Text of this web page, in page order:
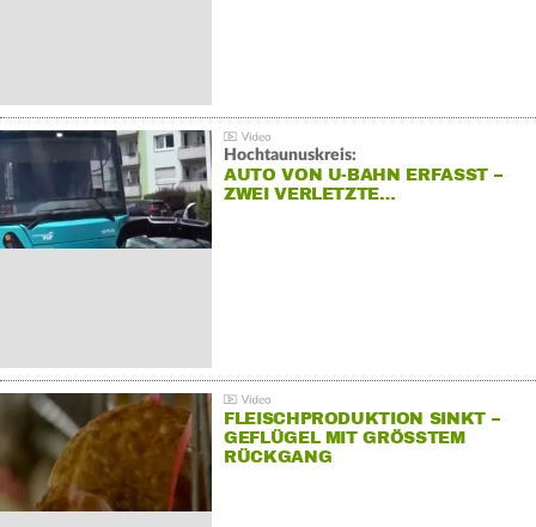
Hochtaunuskreis:
AUTO VON U-BAHN ERFASST –
ZWEI VERLETZTE…
FLEISCHPRODUKTION SINKT –
GEFLÜGEL MIT GRÖSSTEM R
ÜCKGANG